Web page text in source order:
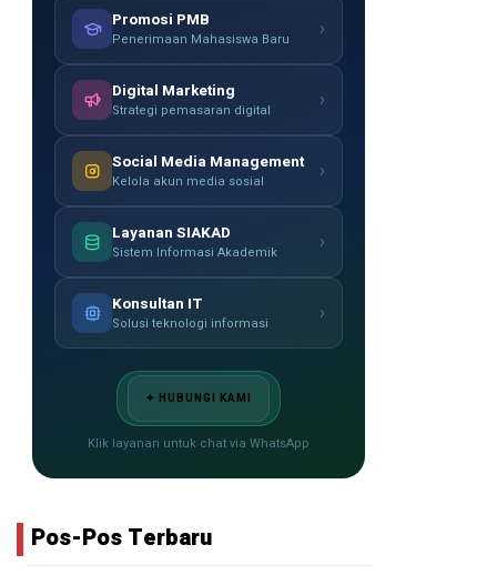
Promosi PMB
Penerimaan Mahasiswa Baru ›
Digital Marketing
Strategi pemasaran digital ›
Social Media Management
Kelola akun media sosial ›
Layanan SIAKAD
Sistem Informasi Akademik ›
Konsultan IT
Solusi teknologi informasi ›
✦ HUBUNGI KAMI
Klik layanan untuk chat via WhatsApp
Pos-Pos Terbaru